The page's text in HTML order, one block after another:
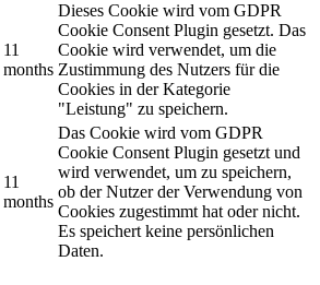
11
months
Dieses Cookie wird vom GDPR
Cookie Consent Plugin gesetzt. Das
Cookie wird verwendet, um die
Zustimmung des Nutzers für die
Cookies in der Kategorie
"Leistung" zu speichern.
11
months
Das Cookie wird vom GDPR
Cookie Consent Plugin gesetzt und
wird verwendet, um zu speichern,
ob der Nutzer der Verwendung von
Cookies zugestimmt hat oder nicht.
Es speichert keine persönlichen
Daten.